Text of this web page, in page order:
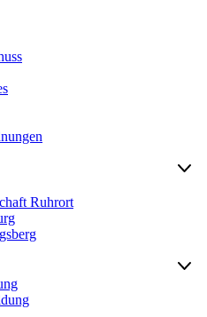
Ruhrort